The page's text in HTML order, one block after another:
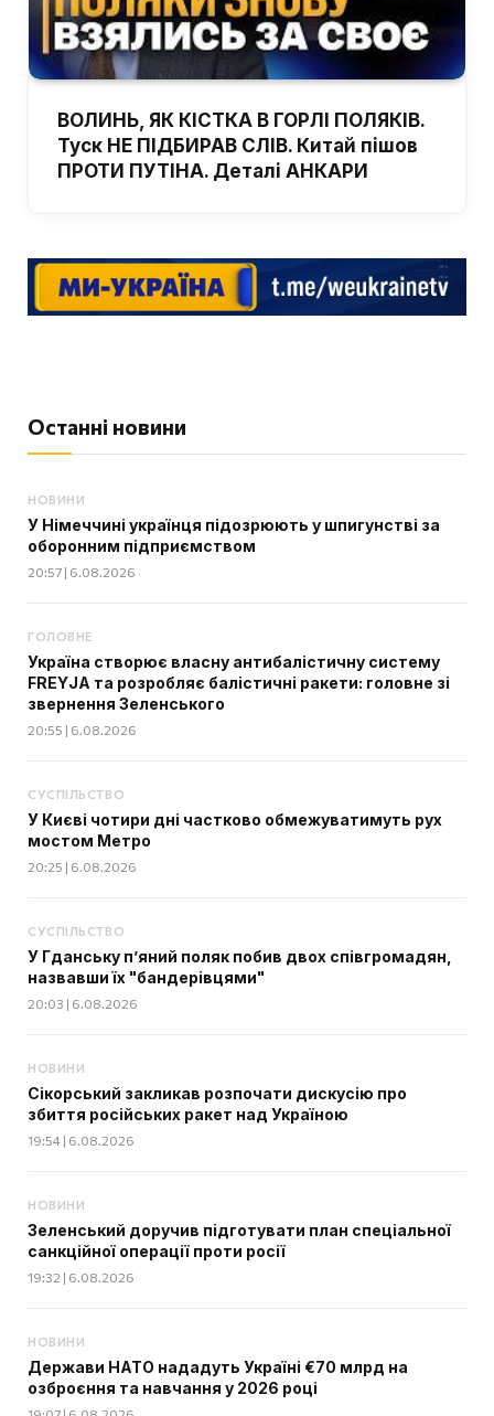
ВОЛИНЬ, ЯК КІСТКА В ГОРЛІ ПОЛЯКІВ.
Туск НЕ ПІДБИРАВ СЛІВ. Китай пішов
ПРОТИ ПУТІНА. Деталі АНКАРИ
Останні новини
НОВИНИ
У Німеччині українця підозрюють у шпигунстві за
оборонним підприємством
20:57 | 6.08.2026
ГОЛОВНЕ
Україна створює власну антибалістичну систему
FREYJA та розробляє балістичні ракети: головне зі
звернення Зеленського
20:55 | 6.08.2026
СУСПІЛЬСТВО
У Києві чотири дні частково обмежуватимуть рух
мостом Метро
20:25 | 6.08.2026
СУСПІЛЬСТВО
У Гданську п’яний поляк побив двох співгромадян,
назвавши їх "бандерівцями"
20:03 | 6.08.2026
НОВИНИ
Сікорський закликав розпочати дискусію про
збиття російських ракет над Україною
19:54 | 6.08.2026
НОВИНИ
Зеленський доручив підготувати план спеціальної
санкційної операції проти росії
19:32 | 6.08.2026
НОВИНИ
Держави НАТО нададуть Україні €70 млрд на
озброєння та навчання у 2026 році